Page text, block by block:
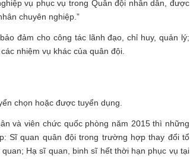
vụ phục vụ trong Quân đội nhân dân, được
chuyên nghiệp.”
đảm cho công tác lãnh đạo, chỉ huy, quản lý;
nhiệm vụ khác của quân đội.
chọn hoặc được tuyển dụng.
và viên chức quốc phòng năm 2015 thì những
Sĩ quan quân đội trong trường hợp thay đổi tổ
Hạ sĩ quan, binh sĩ hết thời hạn phục vụ tại